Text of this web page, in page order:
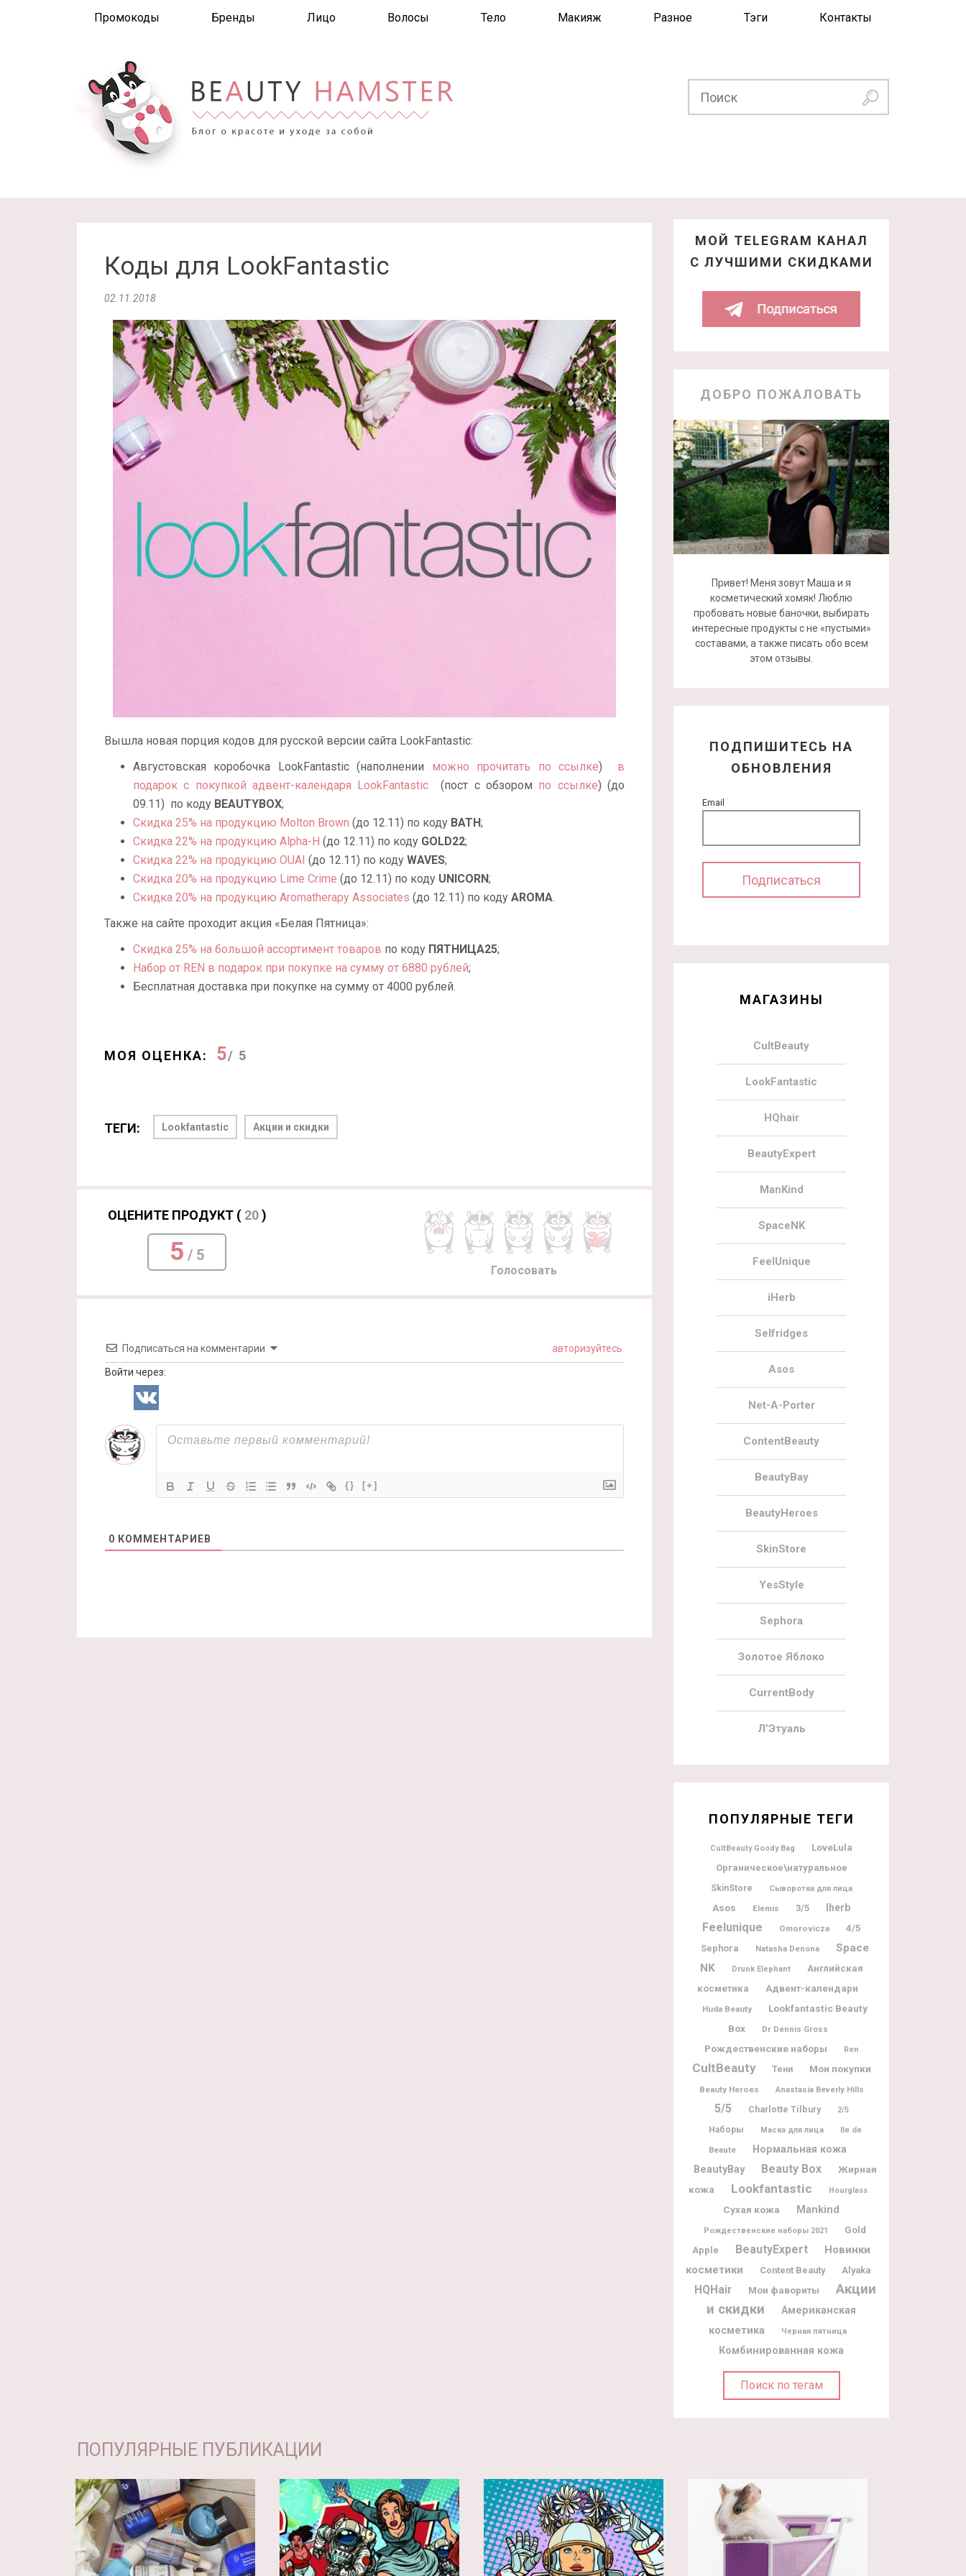
Промокоды Бренды Лицо Волосы Тело Макияж Разное Тэги Контакты
Коды для LookFantastic
02.11.2018
Вышла новая порция кодов для русской версии сайта LookFantastic:
Августовская коробочка LookFantastic (наполнении можно прочитать по ссылке) в
подарок с покупкой адвент-календаря LookFantastic
(пост с обзором по ссылке) (до
09.11) по коду BEAUTYBOX;
Скидка 25% на продукцию Molton Brown (до 12.11) по коду BATH;
Скидка 22% на продукцию Alpha-H (до 12.11) по коду GOLD22;
Скидка 22% на продукцию OUAI (до 12.11) по коду WAVES;
Скидка 20% на продукцию Lime Crime (до 12.11) по коду UNICORN;
Скидка 20% на продукцию Aromatherapy Associates (до 12.11) по коду AROMA.
Также на сайте проходит акция «Белая Пятница»:
Скидка 25% на большой ассортимент товаров по коду ПЯТНИЦА25;
Набор от REN в подарок при покупке на сумму от 6880 рублей;
Бесплатная доставка при покупке на сумму от 4000 рублей.
МОЯ ОЦЕНКА: 5/ 5
ТЕГИ: Lookfantastic Акции и скидки
ОЦЕНИТЕ ПРОДУКТ ( 20)
5 / 5
Голосовать
Подписаться на комментарии авторизуйтесь
Войти через:
{} [+]
0 КОММЕНТАРИЕВ
МОЙ TELEGRAM КАНАЛ
С ЛУЧШИМИ СКИДКАМИ
ДОБРО ПОЖАЛОВАТЬ
Привет! Меня зовут Маша и я
косметический хомяк! Люблю
пробовать новые баночки, выбирать
интересные продукты с не «пустыми»
составами, а также писать обо всем
этом отзывы.
ПОДПИШИТЕСЬ НА
ОБНОВЛЕНИЯ
Email
МАГАЗИНЫ
CultBeauty
LookFantastic
HQhair
BeautyExpert
ManKind
SpaceNK
FeelUnique
iHerb
Selfridges
Asos
Net-A-Porter
ContentBeauty
BeautyBay
BeautyHeroes
SkinStore
YesStyle
Sephora
Золотое Яблоко
CurrentBody
Л’Этуаль
ПОПУЛЯРНЫЕ ТЕГИ
CultBeauty Goody Bag
LoveLula
Органическое\натуральное
SkinStore Сыворотка для лица
Asos Elemis 3/5 Iherb
Feelunique Omorovicza
4/5
Sephora
Natasha Denona
Space
NK
Drunk Elephant
Английская
косметика
Адвент-календари
Huda Beauty
Lookfantastic Beauty
Box
Dr Dennis Gross
Рождественские наборы Ren
CultBeauty Тени Мои покупки
Beauty Heroes Anastasia Beverly Hills
5/5 Charlotte Tilbury 2/5
Наборы Маска для лица
Ile de
Beaute
Нормальная кожа
BeautyBay Beauty Box
Жирная
кожа
Lookfantastic Hourglass
Сухая кожа Mankind
Рождественские наборы 2021
Gold
Apple
BeautyExpert
Новинки
косметики
Content Beauty Alyaka
HQHair Мои фавориты
Акции
и скидки
Американская
косметика
Черная пятница
Комбинированная кожа
Поиск по тегам
ПОПУЛЯРНЫЕ ПУБЛИКАЦИИ